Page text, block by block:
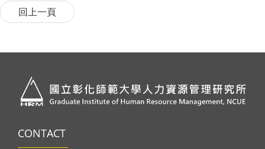
CONTACT